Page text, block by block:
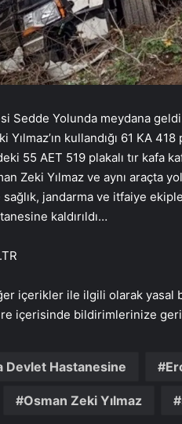
Sedde Yolunda meydana
kullandığı 61 KA
55 AET 519 plakalı tır kafa
Zeki Yılmaz ve aynı araçta
jandarma ve itfaiye
kaldırıldı…
içerikler ile ilgili olarak
içerisinde bildirimlerinize geri
Devlet Hastanesine
Osman Zeki Yılmaz